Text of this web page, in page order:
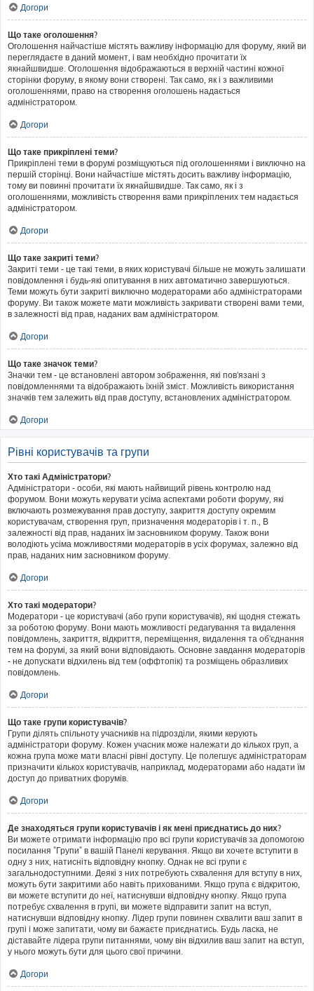
Догори
Що таке оголошення?
Оголошення найчастіше містять важливу інформацію для форуму, який ви
переглядаєте в даний момент, і вам необхідно прочитати їх
якнайшвидше. Оголошення відображаються в верхній частині кожної
сторінки форуму, в якому вони створені. Так само, як і з важливими
оголошеннями, право на створення оголошень надається
адміністратором.
Догори
Що таке прикріплені теми?
Прикріплені теми в форумі розміщуються під оголошеннями і виключно на
першій сторінці. Вони найчастіше містять досить важливу інформацію,
тому ви повинні прочитати їх якнайшвидше. Так само, як і з
оголошеннями, можливість створення вами прикріплених тем надається
адміністратором.
Догори
Що таке закриті теми?
Закриті теми - це такі теми, в яких користувачі більше не можуть залишати
повідомлення і будь-які опитування в них автоматично завершуються.
Теми можуть бути закриті виключно модераторами або адміністраторами
форуму. Ви також можете мати можливість закривати створені вами теми,
в залежності від прав, наданих вам адміністратором.
Догори
Що таке значок теми?
Значки тем - це встановлені автором зображення, які пов'язані з
повідомленнями та відображають їхній зміст. Можливість використання
значків тем залежить від прав доступу, встановлених адміністратором.
Догори
Рівні користувачів та групи
Хто такі Адміністратори?
Адміністратори - особи, які мають найвищий рівень контролю над
форумом. Вони можуть керувати усіма аспектами роботи форуму, які
включають розмежування прав доступу, закриття доступу окремим
користувачам, створення груп, призначення модераторів і т. п., В
залежності від прав, наданих їм засновником форуму. Також вони
володіють усіма можливостями модераторів в усіх форумах, залежно від
прав, наданих ним засновником форуму.
Догори
Хто такі модератори?
Модератори - це користувачі (або групи користувачів), які щодня стежать
за роботою форуму. Вони мають можливості редагування та видалення
повідомлень, закриття, відкриття, переміщення, видалення та об'єднання
тем на форумі, за який вони відповідають. Основне завдання модераторів
- не допускати відхилень від тем (оффтопік) та розміщень образливих
повідомлень.
Догори
Що таке групи користувачів?
Групи ділять спільноту учасників на підрозділи, якими керують
адміністратори форуму. Кожен учасник може належати до кількох груп, а
кожна група може мати власні рівні доступу. Це полегшує адміністраторам
призначити кількох користувачів, наприклад, модераторами або надати їм
доступ до приватних форумів.
Догори
Де знаходяться групи користувачів і як мені приєднатись до них?
Ви можете отримати інформацію про всі групи користувачів за допомогою
посилання "Групи" в вашій Панелі керування. Якщо ви хочете вступити в
одну з них, натисніть відповідну кнопку. Однак не всі групи є
загальнодоступними. Деякі з них потребують схвалення для вступу в них,
можуть бути закритими або навіть прихованими. Якщо група є відкритою,
ви можете вступити до неї, натиснувши відповідну кнопку. Якщо група
потребує схвалення в групі, ви можете відправити запит на вступ,
натиснувши відповідну кнопку. Лідер групи повинен схвалити ваш запит в
групі і може запитати, чому ви бажаєте приєднатись. Будь ласка, не
діставайте лідера групи питаннями, чому він відхилив ваш запит на вступ,
у нього можуть бути для цього свої причини.
Догори